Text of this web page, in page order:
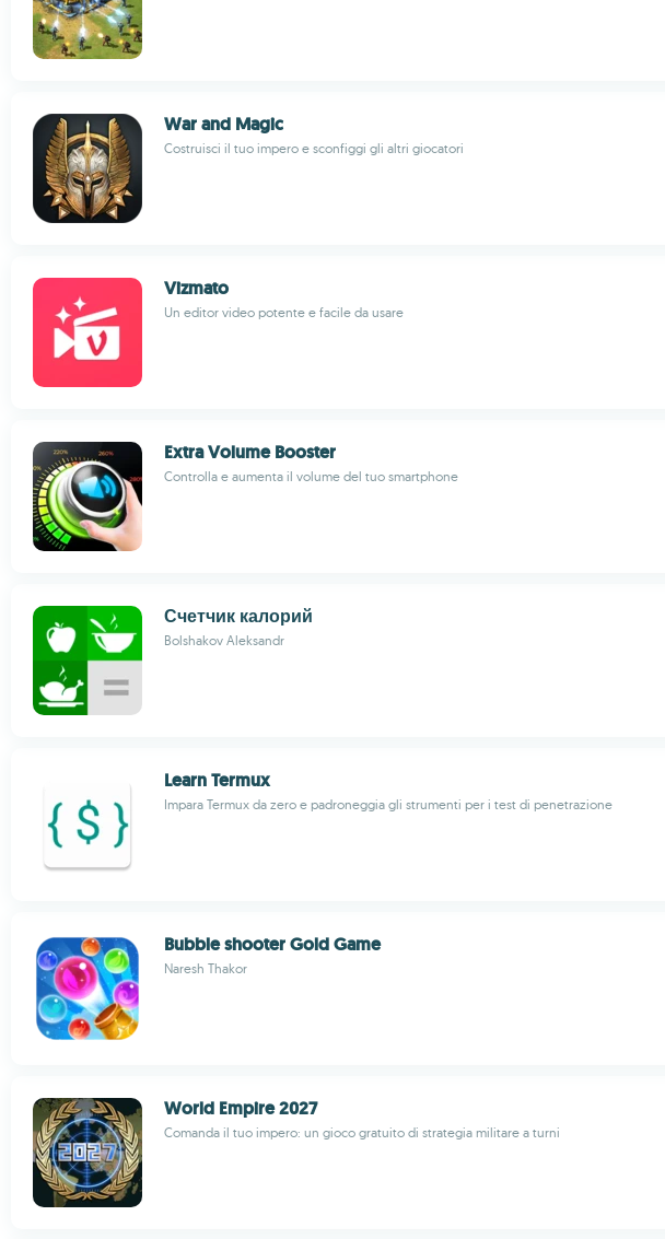
War and Magic
Costruisci il tuo impero e sconfiggi gli altri giocatori
Vizmato
Un editor video potente e facile da usare
Extra Volume Booster
Controlla e aumenta il volume del tuo smartphone
Счетчик калорий
Bolshakov Aleksandr
Learn Termux
Impara Termux da zero e padroneggia gli strumenti per i test di penetrazione
Bubble shooter Gold Game
Naresh Thakor
World Empire 2027
Comanda il tuo impero: un gioco gratuito di strategia militare a turni